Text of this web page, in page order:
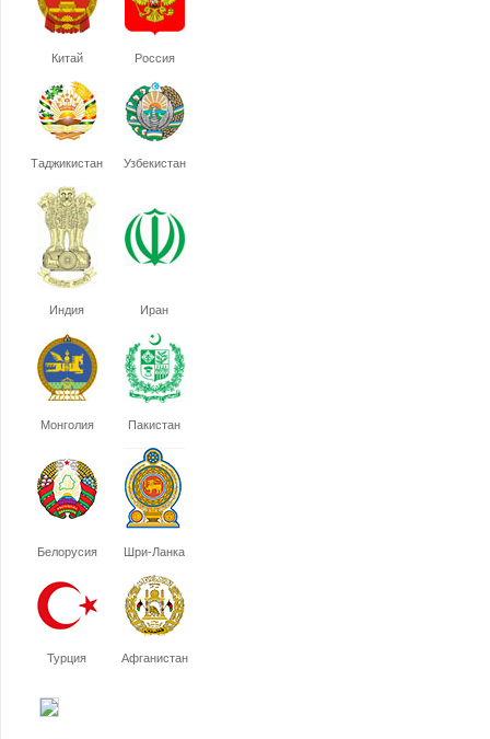
Китай Россия
Таджикистан Узбекистан
Индия Иран
Монголия Пакистан
Белорусия Шри-Ланка
Турция Афганистан